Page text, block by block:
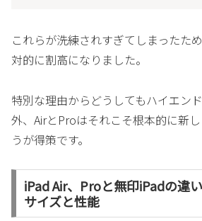
これらが洗練されすぎてしまったた
対的に割高になりました。
特別な理由からどうしてもハイエン
外、AirとProはそれこそ根本的に新
うが得策です。
iPad Air、Proと無印iPadの違
サイズと性能